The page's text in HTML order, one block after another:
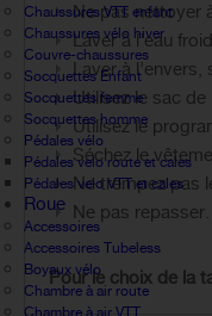
Chaussures VTT enfant
Chaussures vélo hiver
Couvre-chaussures
Socquettes Enfant
Socquettes femme
Socquettes homme
Pédales vélo
Pédales velo route et cales
Pédales velo VTT et cales
Roue
Accessoires
Accessoires Tubeless
Boyaux vélo
Chambre à air route
Chambre à air VTT
Ne pas nettoyer
Laver à l’eau
Laver à
Utilisez le sac
Utilisez le
Séchez le
Ne trempez pas
Ne pas repasser.
Pour le choix de la